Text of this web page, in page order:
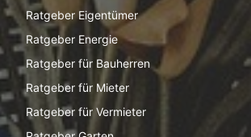
Ratgeber Eigentümer
Ratgeber Energie
Ratgeber für Bauherren
Ratgeber für Mieter
Ratgeber für Vermieter